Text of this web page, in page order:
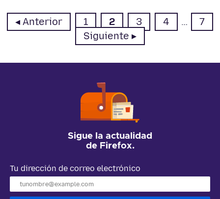
Anterior Página
1 Página
2 Página
3 Página
4 …
7
Siguiente
Sigue la actualidad
de Firefox.
Tu dirección de correo electrónico